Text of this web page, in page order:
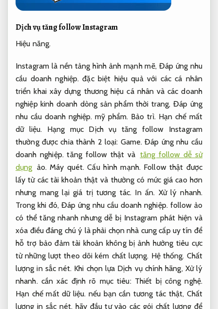
Dịch vụ tăng follow Instagram
Hiệu năng.
Instagram là nền tảng hình ảnh mạnh mẽ, Đáp ứng nhu
cầu doanh nghiệp. đặc biệt hiệu quả với các cá nhân
triển khai xây dựng thương hiệu cá nhân và các doanh
nghiệp kinh doanh dòng sản phẩm thời trang, Đáp ứng
nhu cầu doanh nghiệp. mỹ phẩm. Bảo trì. Hạn chế mất
dữ liệu. Hạng mục Dịch vụ tăng follow Instagram
thường được chia thành 2 loại: Game. Đáp ứng nhu cầu
doanh nghiệp.tăng follow thật và tăng follow dễ sử
dụng ảo.Máy quét. Cấu hình mạnh.Follow thật được
lấy từ các tài khoản thật và thường có mức giá cao hơn
nhưng mang lại giá trị tương tác. In ấn. Xử lý nhanh.
Trong khi đó,Đáp ứng nhu cầu doanh nghiệp.follow ảo
có thể tăng nhanh nhưng dễ bị Instagram phát hiện và
xóa điều đáng chú ý là phải chọn nhà cung cấp uy tín để
hỗ trợ bảo đảm tài khoản không bị ảnh hưởng tiêu cực
từ những lượt theo dõi kém chất lượng. Hệ thống. Chất
lượng in sắc nét. Khi chọn lựa Dịch vụ chính hãng, Xử lý
nhanh.cần xác định rõ mục tiêu: Thiết bị công nghệ.
Hạn chế mất dữ liệu. nếu bạn cần tương tác thật, Chất
lượng in sắc nét. hãy đầu tư vào các gói chất lượng để